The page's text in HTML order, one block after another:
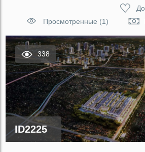
Просмотренные (1)
338
ID2225